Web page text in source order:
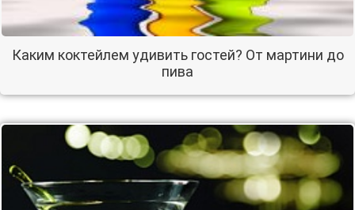
Каким коктейлем удивить гостей? От мартини до
пива